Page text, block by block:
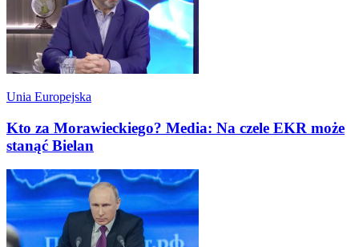
Unia Europejska
Kto za Morawieckiego? Media: Na czele EKR może
stanąć Bielan